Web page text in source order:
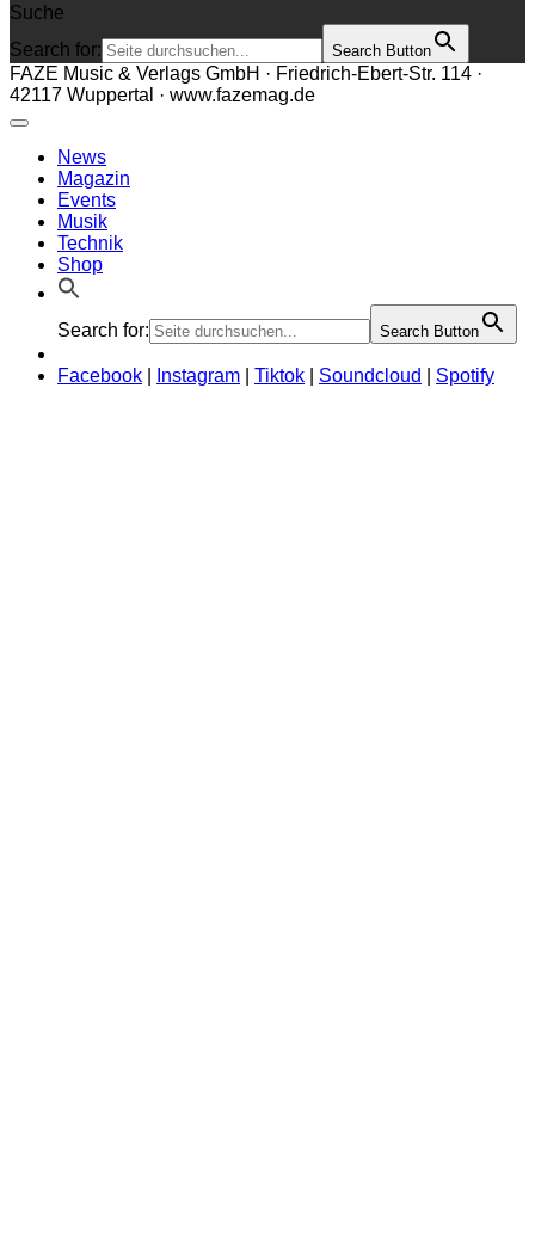
Suche
Search for:
Search Button
FAZE Music & Verlags GmbH · Friedrich-Ebert-Str. 114 ·
42117 Wuppertal · www.fazemag.de
News
Magazin
Events
Musik
Technik
Shop
Search for: Search Button
Facebook Instagram Tiktok Soundcloud Spotify